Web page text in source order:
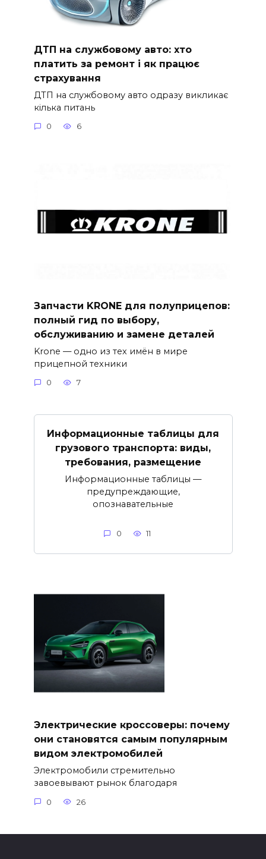
ДТП на службовому авто: хто
платить за ремонт і як працює
страхування
ДТП на службовому авто одразу викликає
кілька питань
0 6
Запчасти KRONE для полуприцепов:
полный гид по выбору,
обслуживанию и замене деталей
Krone — одно из тех имён в мире
прицепной техники
0 7
Информационные таблицы для
грузового транспорта: виды,
требования, размещение
Информационные таблицы —
предупреждающие,
опознавательные
0 11
Электрические кроссоверы: почему
они становятся самым популярным
видом электромобилей
Электромобили стремительно
завоевывают рынок благодаря
0 26